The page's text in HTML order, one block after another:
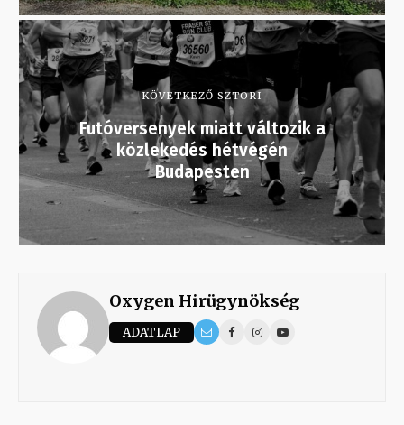
KÖVETKEZŐ SZTORI
Futóversenyek miatt változik a
közlekedés hétvégén
Budapesten
Oxygen Hirügynökség
ADATLAP